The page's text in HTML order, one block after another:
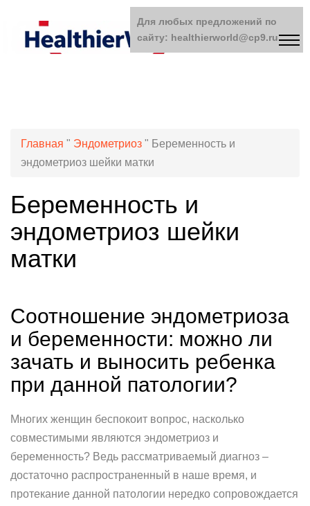
Главная " Эндометриоз " Беременность и
эндометриоз шейки матки
Беременность и
эндометриоз шейки
матки
Соотношение эндометриоза
и беременности: можно ли
зачать и выносить ребенка
при данной патологии?
Многих женщин беспокоит вопрос, насколько
совместимыми являются эндометриоз и
беременность? Ведь рассматриваемый диагноз –
достаточно распространенный в наше время, и
протекание данной патологии нередко сопровождается
Для любых предложений по
сайту: healthierworld@cp9.ru